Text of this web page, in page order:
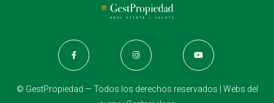
© GestPropiedad — Todos los derechos reservados | Webs del